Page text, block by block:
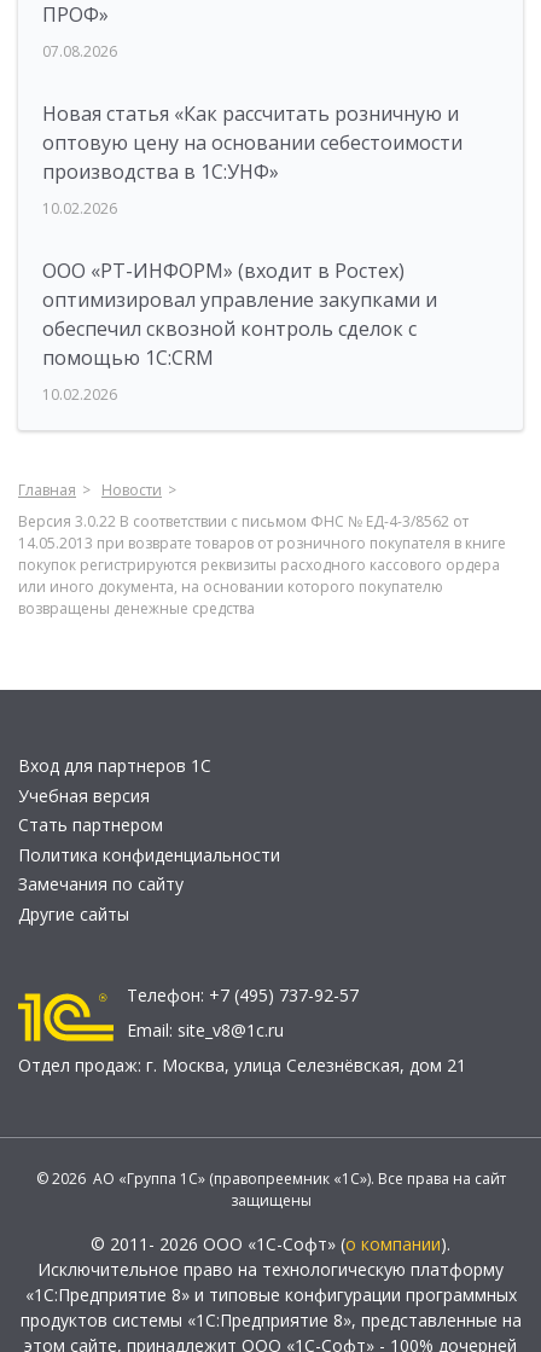
ПРОФ»
07.08.2026
Новая статья «Как рассчитать розничную и
оптовую цену на основании себестоимости
производства в 1С:УНФ»
10.02.2026
ООО «РТ-ИНФОРМ» (входит в Ростех)
оптимизировал управление закупками и
обеспечил сквозной контроль сделок с
помощью 1С:CRM
10.02.2026
Главная
Новости
Версия 3.0.22 В соответствии с письмом ФНС № ЕД-4-3/8562 от
14.05.2013 при возврате товаров от розничного покупателя в книге
покупок регистрируются реквизиты расходного кассового ордера
или иного документа, на основании которого покупателю
возвращены денежные средства
Вход для партнеров 1С
Учебная версия
Стать партнером
Политика конфиденциальности
Замечания по сайту
Другие сайты
Телефон: +7 (495) 737-92-57
Email: site_v8@1c.ru
Отдел продаж: г. Москва, улица Селезнёвская, дом 21
© 2026 АО «Группа 1С» (правопреемник «1С»). Все права на сайт
защищены
© 2011- 2026 ООО «1С-Софт» (о компании).
Исключительное право на технологическую платформу
«1С:Предприятие 8» и типовые конфигурации программных
продуктов системы «1С:Предприятие 8», представленные на
этом сайте, принадлежит ООО «1С-Софт» - 100% дочерней